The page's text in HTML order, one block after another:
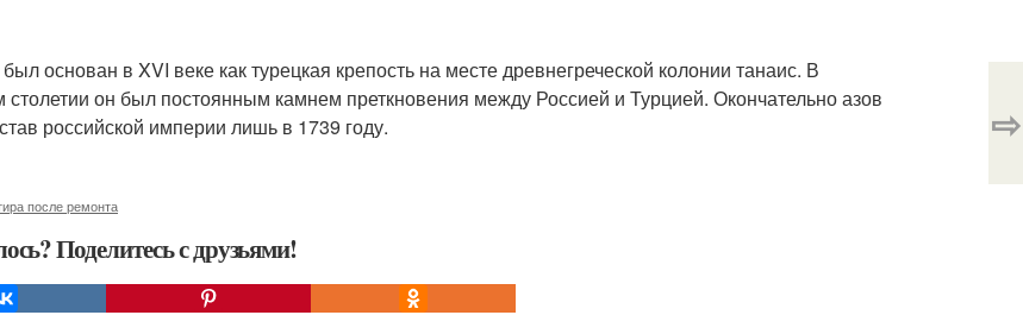
основан в XVI веке как турецкая крепость на месте древнегреческой колонии танаис. В
он был постоянным камнем преткновения между Россией и Турцией. Окончательно азов
российской империи лишь в 1739 году.
после ремонта
Поделитесь с друзьями!
⇨